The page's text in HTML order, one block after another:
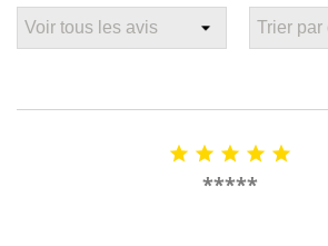
    
*****